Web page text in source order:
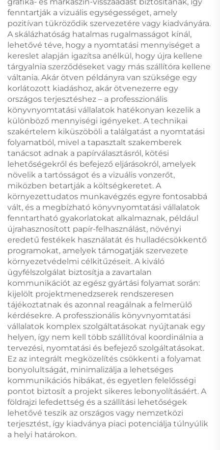
fenntartják a vizuális egységességet, amely
pozitívan tükröződik szervezetére vagy kiadványára.
A skálázhatóság hatalmas rugalmasságot kínál,
lehetővé téve, hogy a nyomtatási mennyiséget a
kereslet alapján igazítsa anélkül, hogy újra kellene
tárgyalnia szerződéseket vagy más szállítóra kellene
váltania. Akár ötven példányra van szüksége egy
korlátozott kiadáshoz, akár ötvenezerre egy
országos terjesztéshez – a professzionális
könyvnyomtatási vállalatok hatékonyan kezelik a
különböző mennyiségi igényeket. A technikai
szakértelem kiküszöböli a találgatást a nyomtatási
folyamatból, mivel a tapasztalt szakemberek
tanácsot adnak a papírválasztásról, kötési
lehetőségekről és befejező eljárásokról, amelyek
növelik a tartósságot és a vizuális vonzerőt,
miközben betartják a költségkeretet. A
környezettudatos munkavégzés egyre fontosabbá
vált, és a megbízható könyvnyomtatási vállalatok
fenntartható gyakorlatokat alkalmaznak, például
újrahasznosított papír-felhasználást, növényi
eredetű festékek használatát és hulladécsökkentő
programokat, amelyek támogatják szervezete
környezetvédelmi célkitűzéseit. A kiváló
ügyfélszolgálat biztosítja a zavartalan
kommunikációt az egész gyártási folyamat során:
kijelölt projektmenedzserek rendszeresen
tájékoztatnak és azonnal reagálnak a felmerülő
kérdésekre. A professzionális könyvnyomtatási
vállalatok komplex szolgáltatásokat nyújtanak egy
helyen, így nem kell több szállítóval koordinálnia a
tervezési, nyomtatási és befejező szolgáltatásokat.
Ez az integrált megközelítés csökkenti a folyamat
bonyolultságát, minimalizálja a lehetséges
kommunikációs hibákat, és egyetlen felelősségi
pontot biztosít a projekt sikeres lebonyolításáért. A
földrajzi lefedettség és a szállítási lehetőségek
lehetővé teszik az országos vagy nemzetközi
terjesztést, így kiadványa piaci potenciálja túlnyúlik
a helyi határokon.